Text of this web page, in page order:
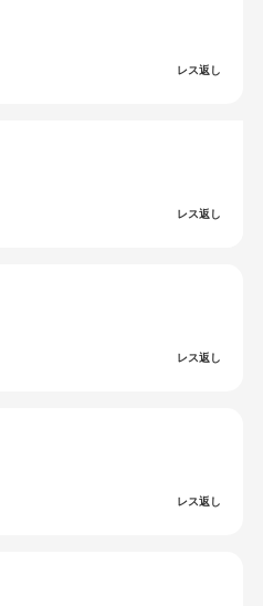
レス返し
レス返し
レス返し
レス返し